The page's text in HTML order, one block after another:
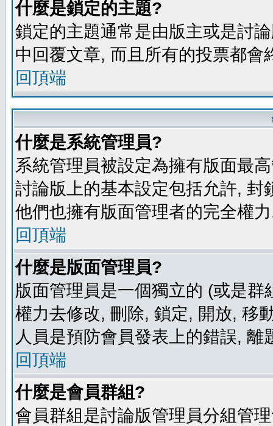
什麼是鎖定的主題?
鎖定的主題通常是由版主或是討
中回覆文章, 而且所有的投票都
回頂端
什麼是系統管理員?
系統管理員被設定為擁有版面最
討論版上的基本設定包括允許,
他們也擁有版面管理者的完全權
回頂端
什麼是版面管理員?
版面管理員是一個獨立的 (或是
權力去修改, 刪除, 鎖定, 開放, 移
人員是預防會員發表上的錯誤, 離
回頂端
什麼是會員群組?
會員群組是討論版管理員分組管